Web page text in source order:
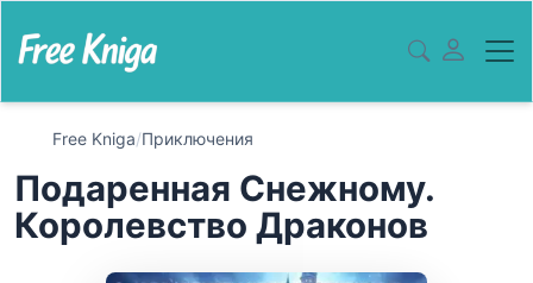
Free Kniga/Приключения
Подаренная Снежному.
Королевство Драконов